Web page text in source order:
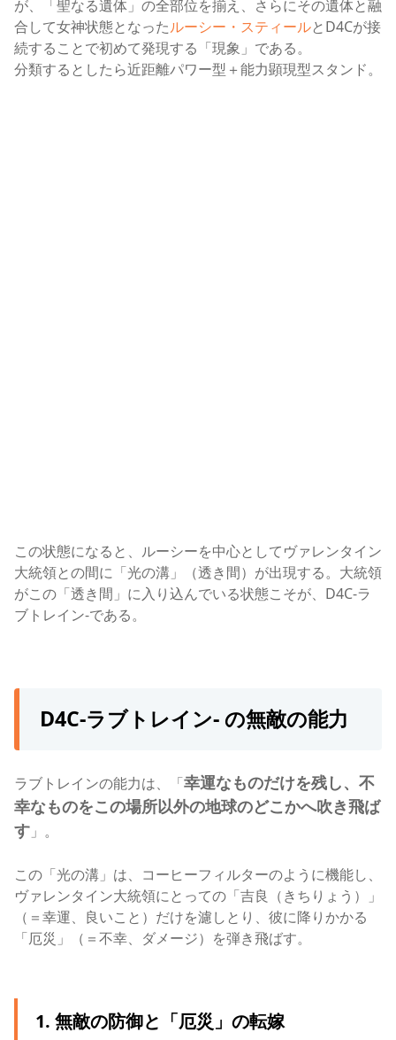
が、「聖なる遺体」の全部位を揃え、さらにその遺体と融
合して女神状態となったルーシー・スティールとD4Cが接
続することで初めて発現する「現象」である。
分類するとしたら近距離パワー型＋能力顕現型スタンド。
この状態になると、ルーシーを中心としてヴァレンタイン
大統領との間に「光の溝」（透き間）が出現する。大統領
がこの「透き間」に入り込んでいる状態こそが、D4C-ラ
ブトレイン-である。
D4C-ラブトレイン- の無敵の能力
ラブトレインの能力は、「幸運なものだけを残し、不
幸なものをこの場所以外の地球のどこかへ吹き飛ば
す 」。
この「光の溝」は、コーヒーフィルターのように機能し、
ヴァレンタイン大統領にとっての「吉良（きちりょう）」
（＝幸運、良いこと）だけを濾しとり、彼に降りかかる
「厄災」（＝不幸、ダメージ）を弾き飛ばす。
1. 無敵の防御と「厄災」の転嫁